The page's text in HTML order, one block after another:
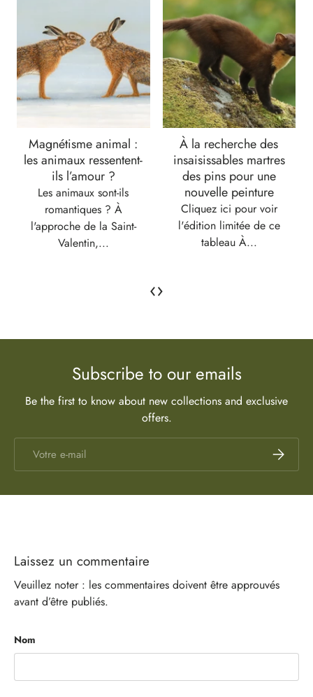
Magnétisme animal :
les animaux ressentent-
ils l’amour ?
Les animaux sont-ils
romantiques ? À
l'approche de la Saint-
Valentin,...
À la recherche des
insaisissables martres
des pins pour une
nouvelle peinture
Cliquez ici pour voir
l'édition limitée de ce
tableau À...
‹›
Subscribe to our emails
Be the first to know about new collections and exclusive
offers.
S’inscrire
Laissez un commentaire
Veuillez noter : les commentaires doivent être approuvés
avant d’être publiés.
Nom